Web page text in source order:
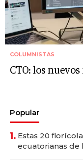
COLUMNISTAS
CTO: los
Popular
1. Estas 20
ecuatorianas de